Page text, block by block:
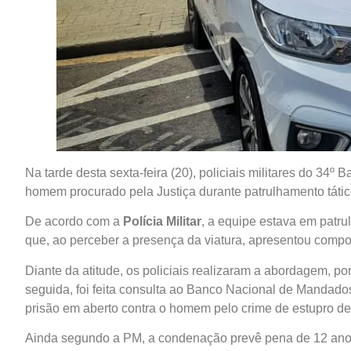
Na tarde desta sexta-feira (20), policiais militares do 34º
homem procurado pela Justiça durante patrulhamento
De acordo com a Polícia Militar, a equipe estava em
que, ao perceber a presença da viatura, apresentou
Diante da atitude, os policiais realizaram a abordagem,
seguida, foi feita consulta ao Banco Nacional de
prisão em aberto contra o homem pelo crime de estupro
Ainda segundo a PM, a condenação prevê pena de 12